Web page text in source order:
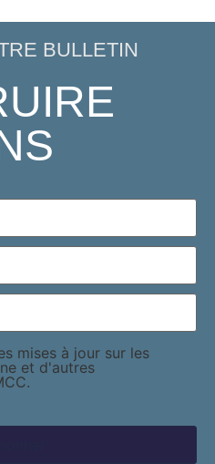
BULLETIN
mises à jour sur les
et d'autres